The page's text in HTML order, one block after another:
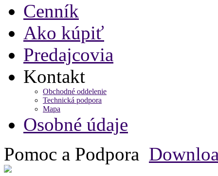
Cenník
Ako kúpiť
Predajcovia
Kontakt
Obchodné oddelenie
Technická podpora
Mapa
Osobné údaje
Pomoc a Podpora